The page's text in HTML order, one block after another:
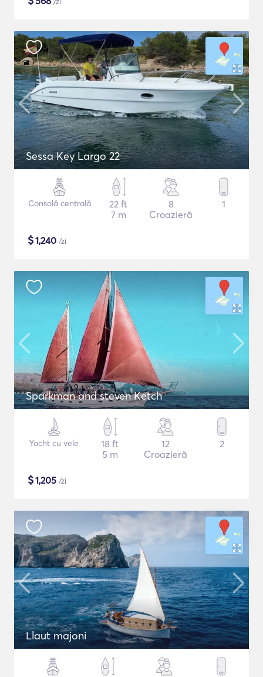
Sessa Key Largo 22
Consolă centrală
22 ft
7 m
8
Croazieră
1
$1,240 /zi
Sparkman and steven Ketch
Yacht cu vele
18 ft
5 m
12
Croazieră
2
$1,205 /zi
Llaut majoni